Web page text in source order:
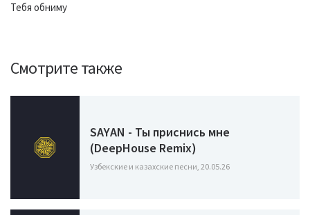
Тебя обниму
Смотрите также
SAYAN - Ты приснись мне
(DeepHouse Remix)
Узбекские и казахские песни, 20.05.26